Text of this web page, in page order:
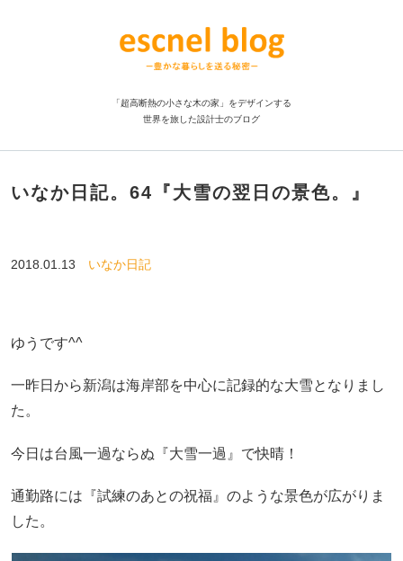
「超高断熱の小さな木の家」をデザインする
世界を旅した設計士のブログ
いなか日記。64『大雪の翌日の景色。』
2018.01.13 いなか日記
ゆうです^^
一昨日から新潟は海岸部を中心に記録的な大雪となりまし
た。
今日は台風一過ならぬ『大雪一過』で快晴！
通勤路には『試練のあとの祝福』のような景色が広がりま
した。